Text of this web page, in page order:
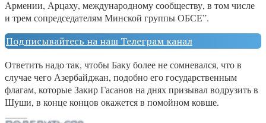
Армении, Арцаху, международному сообществу, в том числе
и трем сопредседателям Минской группы ОБСЕ”.
Подписывайтесь на наш Телеграм канал
Ответить надо так, чтобы Баку более не сомневался, что в
случае чего Азербайджан, подобно его государственным
флагам, которые Закир Гасанов на днях призывал водрузить в
Шуши, в конце концов окажется в помойном ковше.